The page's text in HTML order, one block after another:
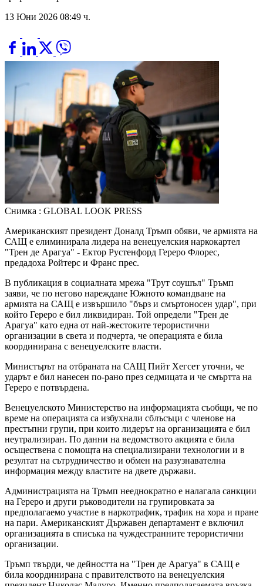
13 Юни 2026 08:49 ч.
Снимка : GLOBAL LOOK PRESS
Американският президент Доналд Тръмп обяви, че армията на
САЩ е елиминирала лидера на венецуелския наркокартел
"Трен де Арагуа" - Ектор Рустенфорд Гереро Флорес,
предадоха Ройтерс и Франс прес.
В публикация в социалната мрежа "Трут соушъл" Тръмп
заяви, че по негово нареждане Южното командване на
армията на САЩ е извършило "бърз и смъртоносен удар", при
който Гереро е бил ликвидиран. Той определи "Трен де
Арагуа" като една от най-жестоките терористични
организации в света и подчерта, че операцията е била
координирана с венецуелските власти.
Министърът на отбраната на САЩ Пийт Хегсет уточни, че
ударът е бил нанесен по-рано през седмицата и че смъртта на
Гереро е потвърдена.
Венецуелското Министерство на информацията съобщи, че по
време на операцията са избухнали сблъсъци с членове на
престъпни групи, при които лидерът на организацията е бил
неутрализиран. По данни на ведомството акцията е била
осъществена с помощта на специализирани технологии и в
резултат на сътрудничество и обмен на разузнавателна
информация между властите на двете държави.
Администрацията на Тръмп нееднократно е налагала санкции
на Гереро и други ръководители на групировката за
предполагаемо участие в наркотрафик, трафик на хора и пране
на пари. Американският Държавен департамент е включил
организацията в списъка на чуждестранните терористични
организации.
Тръмп твърди, че дейността на "Трен де Арагуа" в САЩ е
била координирана с правителството на венецуелския